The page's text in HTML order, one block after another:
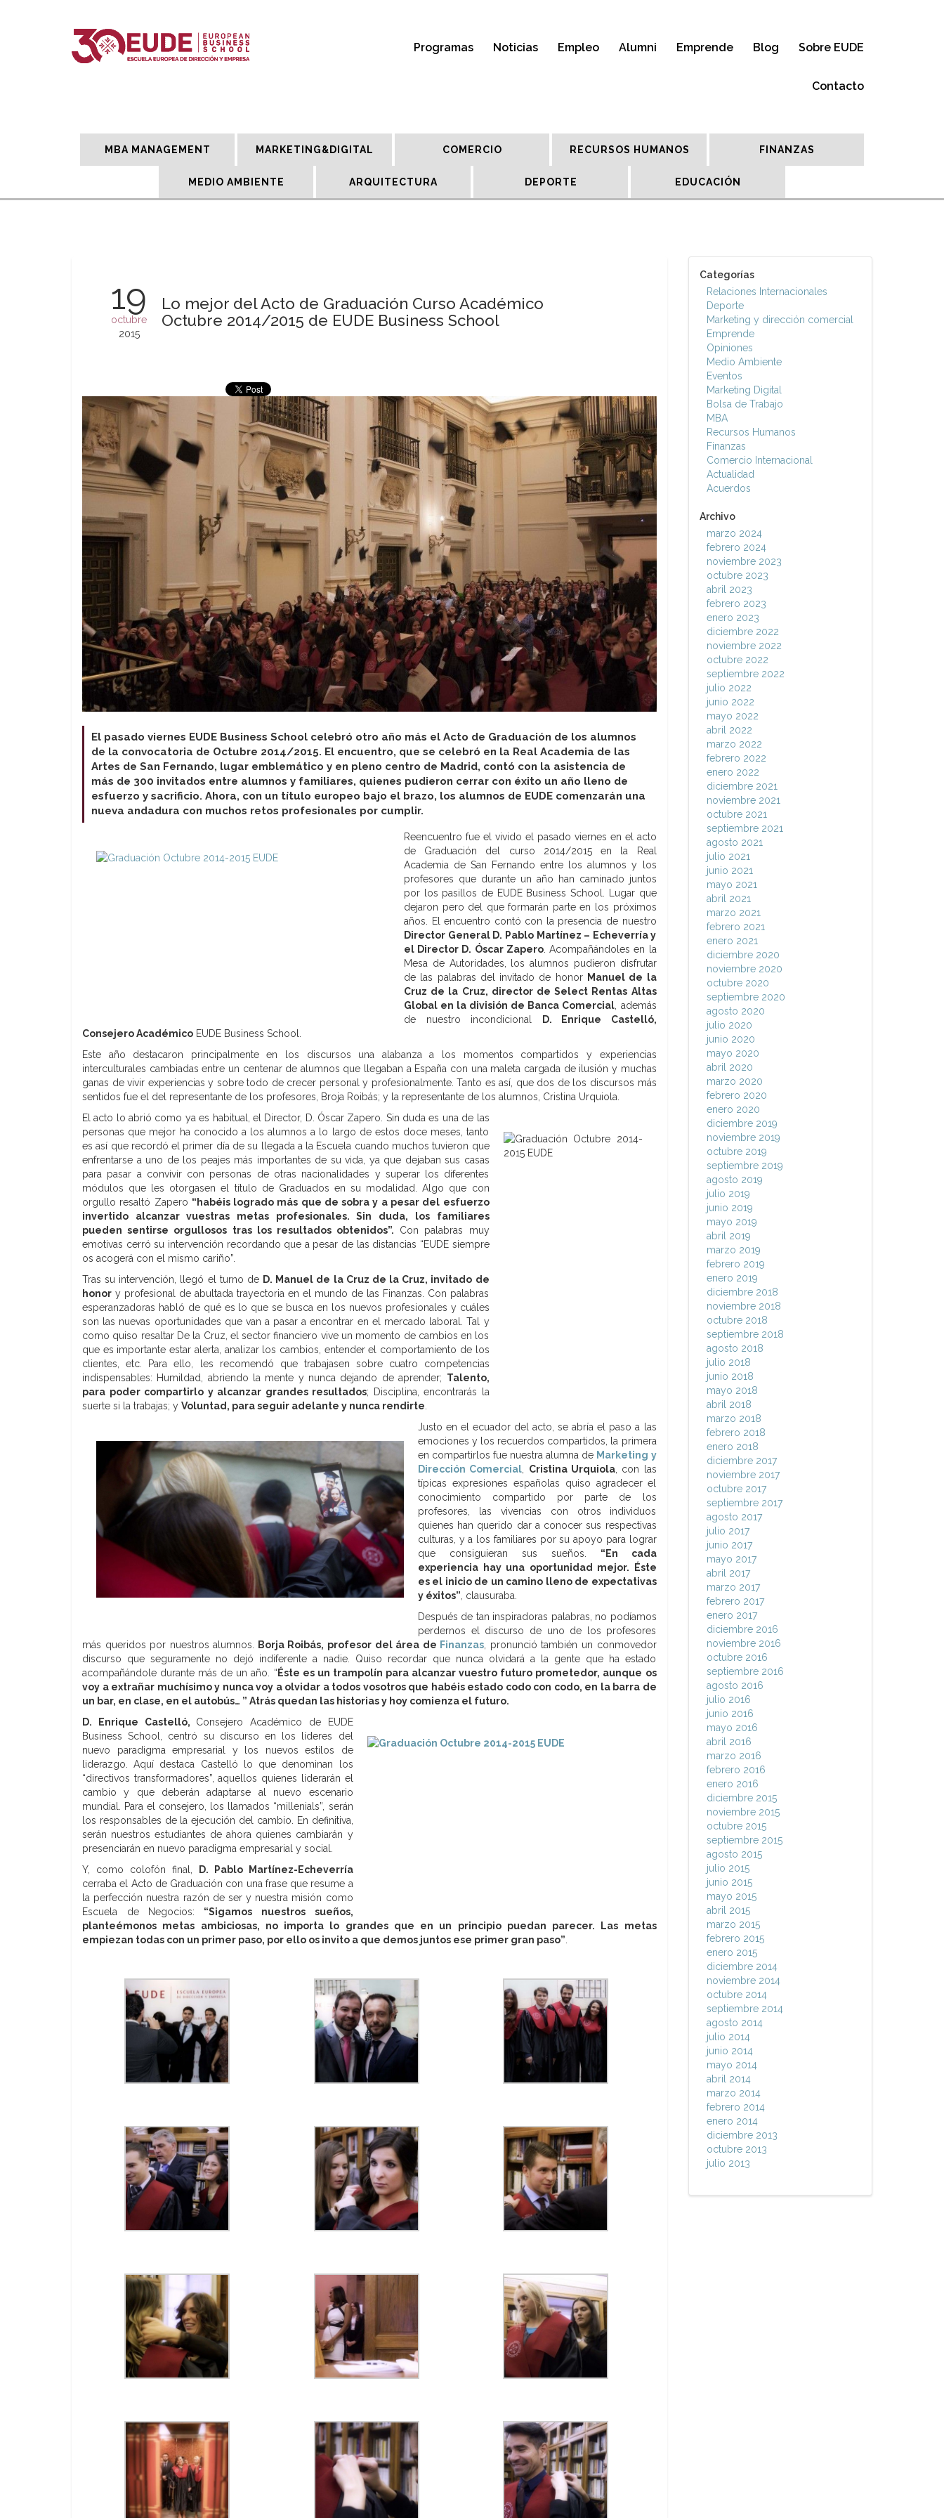
Programas Noticias Empleo Alumni Emprende Blog Sobre EUDE
Contacto
MBA MANAGEMENT MARKETING&DIGITAL COMERCIO RECURSOS HUMANOS FINANZAS
MEDIO AMBIENTE ARQUITECTURA DEPORTE EDUCACIÓN
19
octubre
2015
Lo mejor del Acto de Graduación Curso Académico
Octubre 2014/2015 de EUDE Business School
El pasado viernes EUDE Business School celebró otro año más el Acto de Graduación de los alumnos
de la convocatoria de Octubre 2014/2015. El encuentro, que se celebró en la Real Academia de las
Artes de San Fernando, lugar emblemático y en pleno centro de Madrid, contó con la asistencia de
más de 300 invitados entre alumnos y familiares, quienes pudieron cerrar con éxito un año lleno de
esfuerzo y sacrificio. Ahora, con un título europeo bajo el brazo, los alumnos de EUDE comenzarán una
nueva andadura con muchos retos profesionales por cumplir.
Reencuentro fue el vivido el pasado viernes en el acto
de Graduación del curso 2014/2015 en la Real
Academia de San Fernando entre los alumnos y los
profesores que durante un año han caminado juntos
por los pasillos de EUDE Business School. Lugar que
dejaron pero del que formarán parte en los próximos
años. El encuentro contó con la presencia de nuestro
Director General D. Pablo Martínez – Echeverría y
el Director D. Óscar Zapero. Acompañándoles en la
Mesa de Autoridades, los alumnos pudieron disfrutar
de las palabras del invitado de honor Manuel de la
Cruz de la Cruz, director de Select Rentas Altas
Global en la división de Banca Comercial , además
de nuestro incondicional
D. Enrique Castelló,
Consejero Académico EUDE Business School.
Este año destacaron principalmente en los discursos una alabanza a los momentos compartidos y experiencias
interculturales cambiadas entre un centenar de alumnos que llegaban a España con una maleta cargada de ilusión y muchas
ganas de vivir experiencias y sobre todo de crecer personal y profesionalmente. Tanto es así, que dos de los discursos más
sentidos fue el del representante de los profesores, Broja Roibás; y la representante de los alumnos, Cristina Urquiola.
El acto lo abrió como ya es habitual, el Director, D. Óscar Zapero. Sin duda es una de las
personas que mejor ha conocido a los alumnos a lo largo de estos doce meses, tanto
es así que recordó el primer día de su llegada a la Escuela cuando muchos tuvieron que
enfrentarse a uno de los peajes más importantes de su vida, ya que dejaban sus casas
para pasar a convivir con personas de otras nacionalidades y superar los diferentes
módulos que les otorgasen el título de Graduados en su modalidad. Algo que con
orgullo resaltó Zapero “habéis logrado más que de sobra y a pesar del esfuerzo
invertido alcanzar vuestras metas profesionales. Sin duda,
los familiares
pueden sentirse orgullosos tras los resultados obtenidos”. Con palabras muy
emotivas cerró su intervención recordando que a pesar de las distancias “EUDE siempre
os acogerá con el mismo cariño”.
Tras su intervención, llegó el turno de D. Manuel de la Cruz de la Cruz, invitado de
honor y profesional de abultada trayectoria en el mundo de las Finanzas. Con palabras
esperanzadoras habló de qué es lo que se busca en los nuevos profesionales y cuáles
son las nuevas oportunidades que van a pasar a encontrar en el mercado laboral. Tal y
como quiso resaltar De la Cruz, el sector financiero vive un momento de cambios en los
que es importante estar alerta, analizar los cambios, entender el comportamiento de los
clientes, etc. Para ello, les recomendó que trabajasen sobre cuatro competencias
indispensables: Humildad, abriendo la mente y nunca dejando de aprender; Talento,
para poder compartirlo y alcanzar grandes resultados; Disciplina, encontrarás la
suerte si la trabajas; y Voluntad, para seguir adelante y nunca rendirte
Justo en el ecuador del acto, se abría el paso a las
emociones y los recuerdos compartidos, la primera
en compartirlos fue nuestra alumna de Marketing y
Dirección Comercial
Cristina Urquiola, con las
típicas expresiones españolas quiso agradecer el
conocimiento compartido por parte de los
profesores, las vivencias con otros individuos
quienes han querido dar a conocer sus respectivas
culturas, y a los familiares por su apoyo para lograr
que consiguieran sus sueños. “En cada
experiencia hay una oportunidad mejor. Éste
es el inicio de un camino lleno de expectativas
y éxitos” , clausuraba.
Después de tan inspiradoras palabras, no podíamos
perdernos el discurso de uno de los profesores
más queridos por nuestros alumnos.
Borja Roibás, profesor del área de Finanzas , pronunció también un conmovedor
discurso que seguramente no dejó indiferente a nadie. Quiso recordar que nunca olvidará a la gente que ha estado
acompañándole durante más de un año. “ Éste es un trampolín para alcanzar vuestro futuro prometedor, aunque os
voy a extrañar muchísimo y nunca voy a olvidar a todos vosotros que habéis estado codo con codo, en la barra de
un bar, en clase, en el autobús… ” Atrás quedan las historias y hoy comienza el futuro.
D. Enrique Castelló, Consejero Académico de EUDE
Business School, centró su discurso en los líderes del
nuevo paradigma empresarial y los nuevos estilos de
liderazgo. Aquí destaca Castelló lo que denominan los
“directivos transformadores”, aquellos quienes liderarán el
cambio y que deberán adaptarse al nuevo escenario
mundial. Para el consejero, los llamados “millenials”, serán
los responsables de la ejecución del cambio. En definitiva,
serán nuestros estudiantes de ahora quienes cambiarán y
presenciarán en nuevo paradigma empresarial y social.
Y, como colofón final,
D. Pablo Martínez-Echeverría
cerraba el Acto de Graduación con una frase que resume a
la perfección nuestra razón de ser y nuestra misión como
Escuela de Negocios: “Sigamos nuestros sueños,
planteémonos metas ambiciosas, no importa lo grandes que en un principio puedan parecer. Las metas
empiezan todas con un primer paso, por ello os invito a que demos juntos ese primer gran paso”
Categorías
Relaciones Internacionales
Deporte
Marketing y dirección comercial
Emprende
Opiniones
Medio Ambiente
Eventos
Marketing Digital
Bolsa de Trabajo
MBA
Recursos Humanos
Finanzas
Comercio Internacional
Actualidad
Acuerdos
Archivo
marzo 2024
febrero 2024
noviembre 2023
octubre 2023
abril 2023
febrero 2023
enero 2023
diciembre 2022
noviembre 2022
octubre 2022
septiembre 2022
julio 2022
junio 2022
mayo 2022
abril 2022
marzo 2022
febrero 2022
enero 2022
diciembre 2021
noviembre 2021
octubre 2021
septiembre 2021
agosto 2021
julio 2021
junio 2021
mayo 2021
abril 2021
marzo 2021
febrero 2021
enero 2021
diciembre 2020
noviembre 2020
octubre 2020
septiembre 2020
agosto 2020
julio 2020
junio 2020
mayo 2020
abril 2020
marzo 2020
febrero 2020
enero 2020
diciembre 2019
noviembre 2019
octubre 2019
septiembre 2019
agosto 2019
julio 2019
junio 2019
mayo 2019
abril 2019
marzo 2019
febrero 2019
enero 2019
diciembre 2018
noviembre 2018
octubre 2018
septiembre 2018
agosto 2018
julio 2018
junio 2018
mayo 2018
abril 2018
marzo 2018
febrero 2018
enero 2018
diciembre 2017
noviembre 2017
octubre 2017
septiembre 2017
agosto 2017
julio 2017
junio 2017
mayo 2017
abril 2017
marzo 2017
febrero 2017
enero 2017
diciembre 2016
noviembre 2016
octubre 2016
septiembre 2016
agosto 2016
julio 2016
junio 2016
mayo 2016
abril 2016
marzo 2016
febrero 2016
enero 2016
diciembre 2015
noviembre 2015
octubre 2015
septiembre 2015
agosto 2015
julio 2015
junio 2015
mayo 2015
abril 2015
marzo 2015
febrero 2015
enero 2015
diciembre 2014
noviembre 2014
octubre 2014
septiembre 2014
agosto 2014
julio 2014
junio 2014
mayo 2014
abril 2014
marzo 2014
febrero 2014
enero 2014
diciembre 2013
octubre 2013
julio 2013